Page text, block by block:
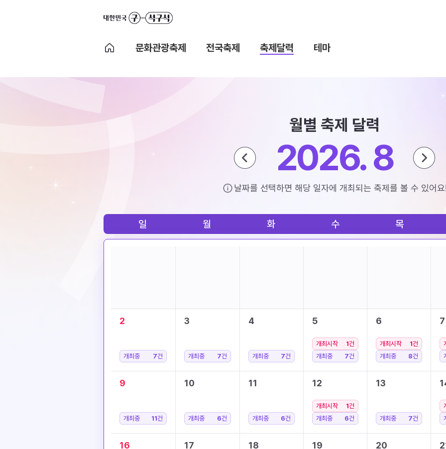
문화관광축제 전국축제 축제달력 테마
월별 축제 달력
2026. 8
날짜를 선택하면 해당 일자에 개최되는 축제를 볼 수 있어
일 월 화 수 목
2
개최중 7건
3
개최중 7건
4
개최중 7건
5
개최시작 1건
개최중
7건
6
개최시작 1건
개최중
8건
7
9
개최중 11건
10
개최중 6건
11
개최중 6건
12
개최시작 1건
개최중
6건
13
개최중 7건
16 17 18 19 20